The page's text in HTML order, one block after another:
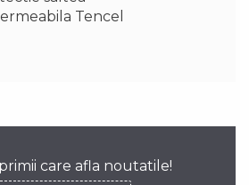
Tencel
care afla noutatile!